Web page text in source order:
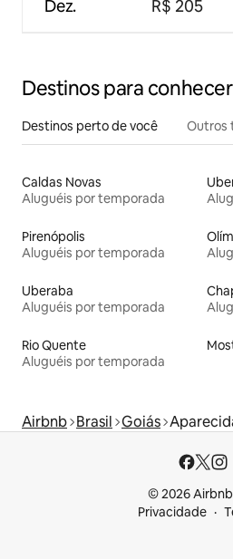
Dez. R$ 205
Destinos para conhecer
Destinos perto de você Outros
Caldas Novas
Aluguéis por temporada
Pirenópolis
Aluguéis por temporada
Uberaba
Aluguéis por temporada
Rio Quente
Aluguéis por temporada
Airbnb Brasil Goiás
© 2026
Privacidade